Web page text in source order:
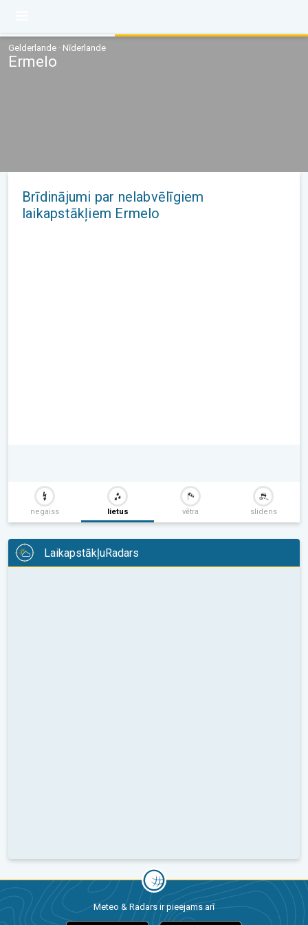
Gelderlande · Nīderlande
Ermelo
Brīdinājumi par nelabvēlīgiem
laikapstākļiem Ermelo
negaiss lietus vētra slidens
LaikapstākļuRadars
Meteo & Radars ir pieejams arī